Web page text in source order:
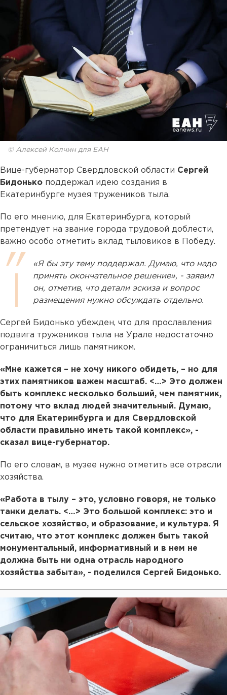
© Алексей Колчин для ЕАН
Вице-губернатор Свердловской области Сергей
Бидонько поддержал идею создания в
Екатеринбурге музея тружеников тыла.
По его мнению, для Екатеринбурга, который
претендует на звание города трудовой доблести,
важно особо отметить вклад тыловиков в Победу.
«Я бы эту тему поддержал. Думаю, что надо
принять окончательное решение», - заявил
он, отметив, что детали эскиза и вопрос
размещения нужно обсуждать отдельно.
Сергей Бидонько убежден, что для прославления
подвига тружеников тыла на Урале недостаточно
ограничиться лишь памятником.
«Мне кажется – не хочу никого обидеть, – но для
этих памятников важен масштаб. <…> Это должен
быть комплекс несколько больший, чем памятник,
потому что вклад людей значительный. Думаю,
что для Екатеринбурга и для Свердловской
области правильно иметь такой комплекс», -
сказал вице-губернатор.
По его словам, в музее нужно отметить все отрасли
хозяйства.
«Работа в тылу – это, условно говоря, не только
танки делать. <…> Это большой комплекс: это и
сельское хозяйство, и образование, и культура. Я
считаю, что этот комплекс должен быть такой
монументальный, информативный и в нем не
должна быть ни одна отрасль народного
хозяйства забыта», - поделился Сергей Бидонько.